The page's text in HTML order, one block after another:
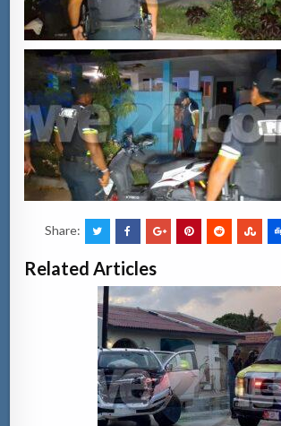
Share:
Related Articles